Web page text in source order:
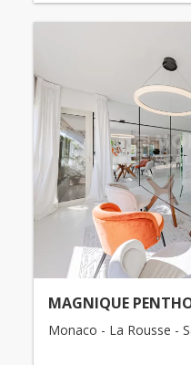
MAGNIQUE
Monaco - La Rousse -